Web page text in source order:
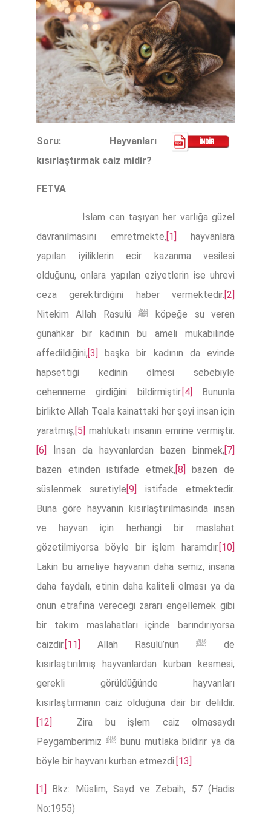
Soru: Hayvanları
kısırlaştırmak caiz midir?
FETVA
İslam can taşıyan her varlığa güzel
davranılmasını emretmekte,[1] hayvanlara
yapılan iyiliklerin ecir kazanma vesilesi
olduğunu, onlara yapılan eziyetlerin ise uhrevi
ceza gerektirdiğini haber vermektedir.[2]
Nitekim Allah Rasulü ﷺ köpeğe su veren
günahkar bir kadının bu ameli mukabilinde
affedildiğini,[3]
başka bir kadının da evinde
hapsettiği kedinin ölmesi sebebiyle
cehenneme girdiğini bildirmiştir.[4] Bununla
birlikte Allah Teala kainattaki her şeyi insan için
yaratmış,[5] mahlukatı insanın emrine vermiştir.
[6]
İnsan da hayvanlardan bazen binmek,[7]
bazen etinden istifade etmek,[8] bazen de
süslenmek suretiyle[9]
istifade etmektedir.
Buna göre hayvanın kısırlaştırılmasında insan
ve hayvan için herhangi bir maslahat
gözetilmiyorsa böyle bir işlem haramdır.[10]
Lakin bu ameliye hayvanın daha semiz, insana
daha faydalı, etinin daha kaliteli olması ya da
onun etrafına vereceği zararı engellemek gibi
bir takım maslahatları içinde barındırıyorsa
caizdir.[11]
Allah Rasulü’nün ﷺ de
kısırlaştırılmış hayvanlardan kurban kesmesi,
gerekli görüldüğünde hayvanları
kısırlaştırmanın caiz olduğuna dair bir delildir.
[12]
Zira bu işlem caiz olmasaydı
Peygamberimiz ﷺ bunu mutlaka bildirir ya da
böyle bir hayvanı kurban etmezdi.[13]
[1]
Bkz: Müslim, Sayd ve Zebaih, 57 (Hadis
No:1955)